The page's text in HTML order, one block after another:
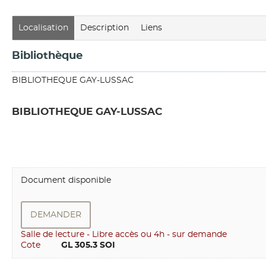
Localisation Description Liens
Bibliothèque
BIBLIOTHEQUE GAY-LUSSAC
BIBLIOTHEQUE GAY-LUSSAC
Document disponible
DEMANDER
Cote
Salle de lecture - Libre accès ou 4h - sur demande
       GL 305.3 SOI